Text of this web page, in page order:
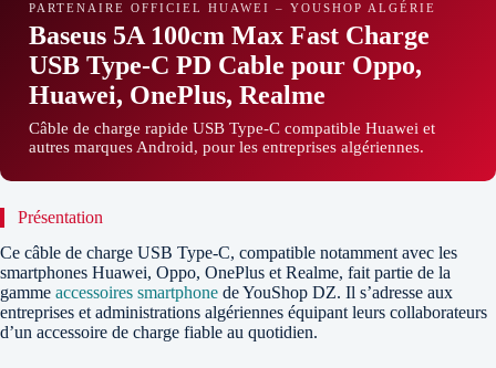
PARTENAIRE OFFICIEL HUAWEI – YOUSHOP ALGÉRIE
Baseus 5A 100cm Max Fast Charge
USB Type-C PD Cable pour Oppo,
Huawei, OnePlus, Realme
Câble de charge rapide USB Type-C compatible Huawei et
autres marques Android, pour les entreprises algériennes.
Présentation
Ce câble de charge USB Type-C, compatible notamment avec les
smartphones Huawei, Oppo, OnePlus et Realme, fait partie de la
gamme accessoires smartphone de YouShop DZ. Il s’adresse aux
entreprises et administrations algériennes équipant leurs collaborateurs
d’un accessoire de charge fiable au quotidien.